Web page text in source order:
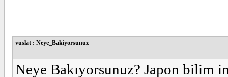
vuslat : Neye_Bakiyorsunuz
Neye Bakıyorsunuz? Japon bilim